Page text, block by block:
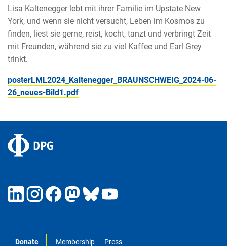
Lisa Kaltenegger lebt mit ihrer Familie im Upstate New
York, und wenn sie nicht versucht, Leben im Kosmos zu
finden, liest sie gerne, reist, kocht, tanzt und verbringt Zeit
mit Freunden, während sie zu viel Kaffee und Earl Grey
trinkt.
posterLML2024_Kaltenegger_BRAUNSCHWEIG_2024-06-
26_neues-Bild1.pdf
Donate Membership Press